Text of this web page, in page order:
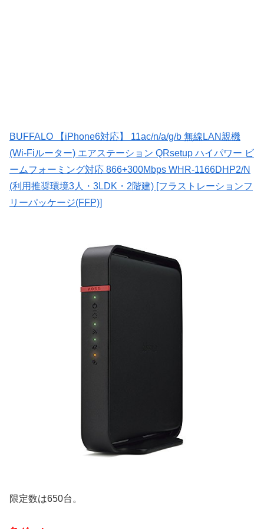
BUFFALO 【iPhone6対応】 11ac/n/a/g/b 無線LAN親機
(Wi-Fiルーター) エアステーション QRsetup ハイパワー ビ
ームフォーミング対応 866+300Mbps WHR-1166DHP2/N
(利用推奨環境3人・3LDK・2階建) [フラストレーションフ
リーパッケージ(FFP)]
限定数は650台。